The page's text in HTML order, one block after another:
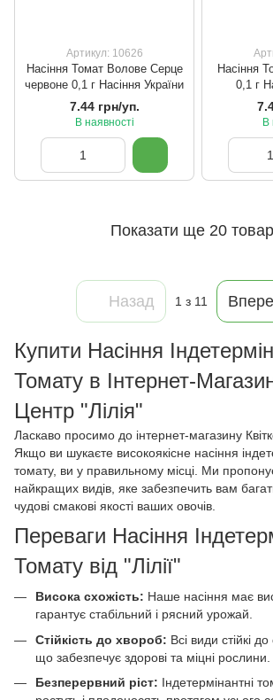
Артикул: 10626
Насіння Томат Волове Серце
червоне 0,1 г Насіння України
7.44 грн/уп.
В наявності
Насіння
0,1 г
В
Показати ще 20
Назад 1 з 11
Купити Насіння
Томату в Інтернет-
Центр "Лілія"
Ласкаво просимо до інтернет-магазину
Якщо ви шукаєте високоякісне насіння
томату, ви у правильному місці. Ми
найкращих видів, яке забезпечить вам
чудові смакові якості ваших овочів.
Переваги Насіння
Томату від "Лілії"
Висока схожість: Наше насіння має
гарантує стабільний і рясний урожай.
Стійкість до хвороб: Всі види стійкі
що забезпечує здорові та міцні рослини.
Безперервний ріст: Індетермінантні